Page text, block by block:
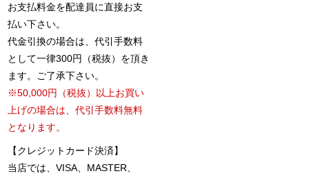
お支払料金を配達員に直接お支
払い下さい。
代金引換の場合は、代引手数料
として一律300円（税抜）を頂き
ます。ご了承下さい。
※50,000円（税抜）以上お買い
上げの場合は、代引手数料無料
となります。
【クレジットカード決済】
当店では、VISA、MASTER、